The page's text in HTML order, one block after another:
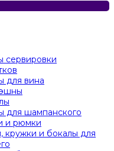
сервировки
для вина
для шампанского
и рюмки
кружки и бокалы для